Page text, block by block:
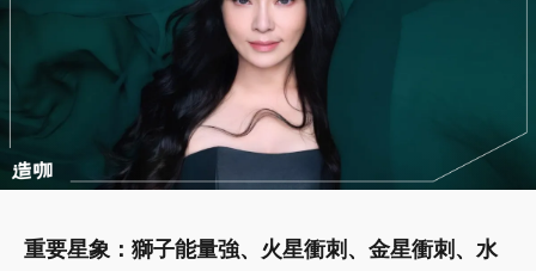
重要星象：獅子能量強、火星衝刺、金星衝刺、水